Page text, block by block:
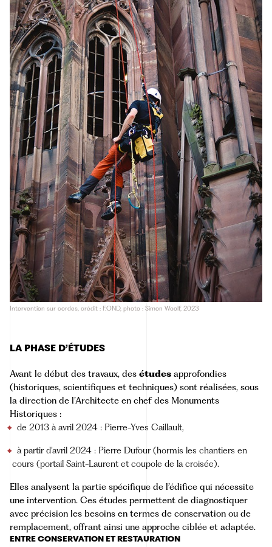
Intervention sur cordes, crédit : F.OND, photo : Simon Woolf, 2023
LA PHASE D’ÉTUDES
Avant le début des travaux, des études approfondies
(historiques, scientifiques et techniques) sont réalisées, sous
la direction de l’Architecte en chef des Monuments
Historiques :
de 2013 à avril 2024 : Pierre-Yves Caillault,
à partir d’avril 2024 : Pierre Dufour (hormis les chantiers en
cours (portail Saint-Laurent et coupole de la croisée).
Elles analysent la partie spécifique de l’édifice qui nécessite
une intervention. Ces études permettent de diagnostiquer
avec précision les besoins en termes de conservation ou de
remplacement, offrant ainsi une approche ciblée et adaptée.
ENTRE CONSERVATION ET RESTAURATION